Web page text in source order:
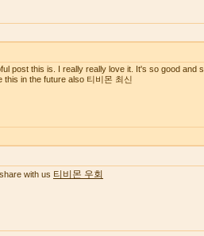
post this is. I really really love it. It's so good and
in the future also 티비몬 최신
with us 티비몬 우회